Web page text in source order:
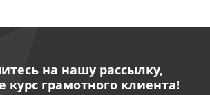
на нашу рассылку,
курс грамотного клиента!